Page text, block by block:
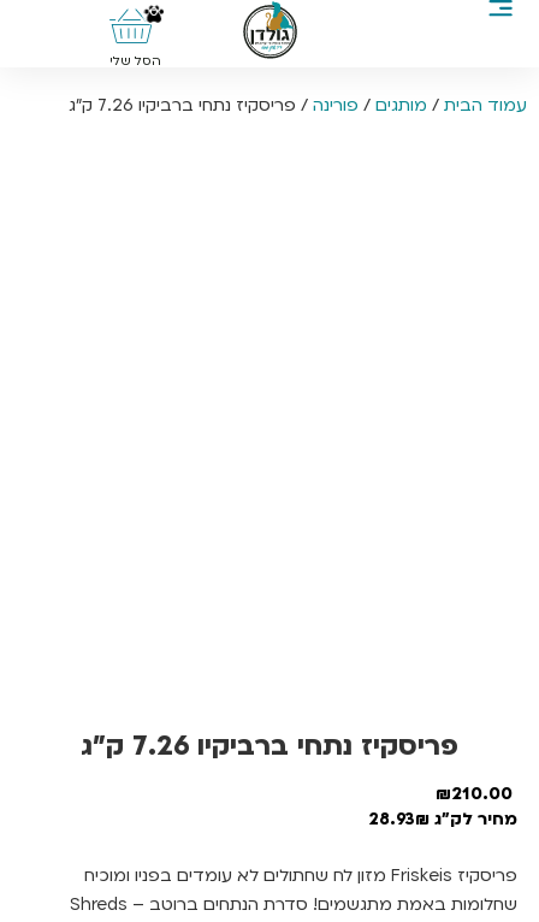
0
הסל שלי
עמוד הבית / מותגים / פורינה / פריסקיז נתחי ברביקיו 7.26 ק”ג
פריסקיז נתחי ברביקיו 7.26 ק”ג
210.00
₪
מחיר לק"ג 28.93₪
פריסקיז Friskeis מזון לח שחתולים לא עומדים בפניו ומוכיח
שחלומות באמת מתגשמים! סדרת הנתחים ברוטב – Shreds